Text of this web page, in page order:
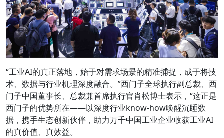
“工业AI的真正落地，始于对需求场景的精准捕捉，成于将技
术、数据与行业机理深度融合。”西门子全球执行副总裁、西
门子中国董事长、总裁兼首席执行官肖松博士表示，“这正是
西门子的优势所在——以深度行业know-how唤醒沉睡数
据，携手生态创新伙伴，助力万千中国工业企业收获工业AI
的真价值、真效益。